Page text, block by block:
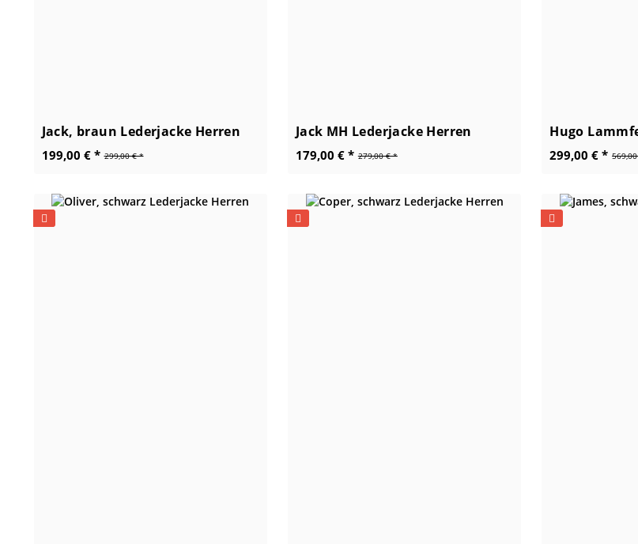
Jack, braun Lederjacke Herren
299,00 € *
199,00 € *
Jack MH Lederjacke Herren
279,00 € *
179,00 € *
Hugo
299,00 € *